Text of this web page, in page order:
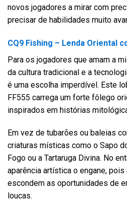
novos jogadores a mirar com
precisar de habilidades muito
CQ9 Fishing – Lenda Oriental
Para os jogadores que amam a
da cultura tradicional e a
é uma escolha imperdível. Este
FF555 carrega um forte fôlego
inspirados em histórias
Em vez de tubarões ou baleias
criaturas místicas como o Sapo
Fogo ou a Tartaruga Divina. No
aparência artística o engane, pois
escondem as oportunidades de
loucas.